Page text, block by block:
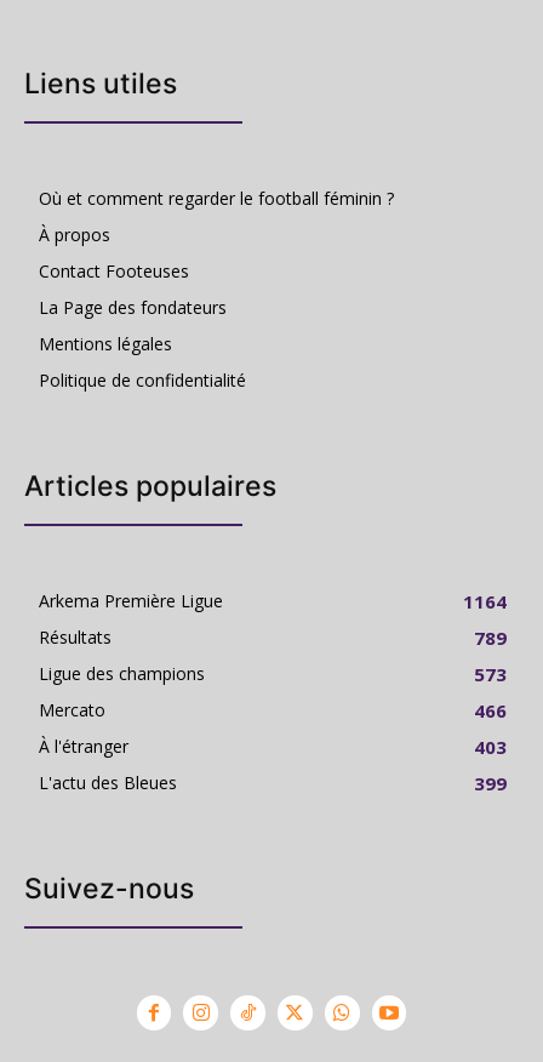
Liens utiles
Où et comment regarder le football féminin ?
À propos
Contact Footeuses
La Page des fondateurs
Mentions légales
Politique de confidentialité
Articles populaires
Arkema Première Ligue 1164
Résultats 789
Ligue des champions 573
Mercato 466
À l'étranger 403
L'actu des Bleues 399
Suivez-nous